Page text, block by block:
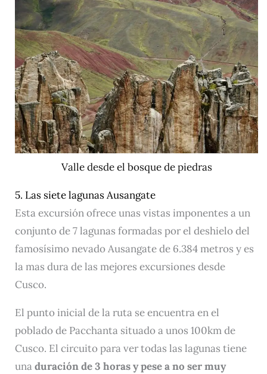
Valle desde el bosque de piedras
5. Las siete lagunas Ausangate
Esta excursión ofrece unas vistas imponentes a un
conjunto de 7 lagunas formadas por el deshielo del
famosísimo nevado Ausangate de 6.384 metros y es
la mas dura de las mejores excursiones desde
Cusco.
El punto inicial de la ruta se encuentra en el
poblado de Pacchanta situado a unos 100km de
Cusco. El circuito para ver todas las lagunas tiene
unaduración de 3 horas y pese a no ser muy